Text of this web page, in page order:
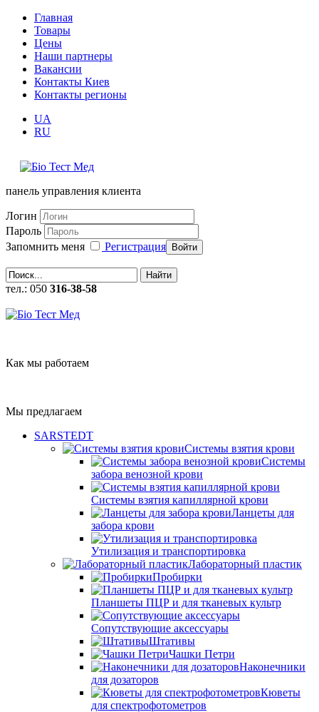
Главная
Товары
Цены
Наши партнеры
Вакансии
Контакты Киев
Контакты регионы
UA
RU
панель управления клиента
Логин
Пароль
Запомнить меня
Регистрация Войти
Найти
тел.: 050 316-38-58
Как мы работаем
Мы предлагаем
SARSTEDT
Системы взятия крови
Системы
забора венозной крови
Системы взятия капиллярной крови
Ланцеты для
забора крови
Утилизация и транспортировка
Лабораторный пластик
Пробирки
Планшеты ПЦР и для тканевых культр
Сопутствующие аксессуары
Штативы
Чашки Петри
Наконечники
для дозаторов
Кюветы
для спектрофотометров